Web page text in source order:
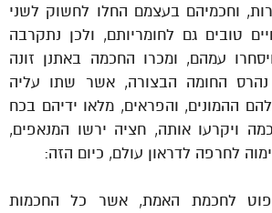
וחכמיהם בעצמם החלו לחשוק לשני
טובים גם לחומריותם, ולכן נתקרבה
עמהם, ומכרו החכמה באתנן זונה
נהרס החומה הבצורה, אשר שתו עליה
ההמונים, והפראים, מלאו ידיהם בכח
ויקרעו אותה, חציה ירשו המנאפים,
לחרפה לדראון עולם, כיום הזה:
לחכמת האמת, אשר כל החכמות